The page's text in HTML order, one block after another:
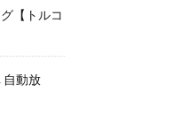
【トルコ
自動放